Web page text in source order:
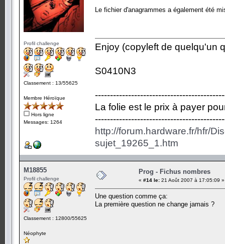
Profil challenge
Classement : 13/55625
Membre Héroïque
Hors ligne
Messages: 1264
Le fichier d'anagrammes a également été
Enjoy (copyleft de quelqu'un
S0410N3
La folie est le prix à payer
http://forum.hardware.fr/hfr/
sujet_19265_1.htm
M18855
Profil challenge
Classement : 12800/55625
Néophyte
Prog - Fichus nombres
« #14 le: 21 Août 2007 à 17:05:09 »
Une question comme ça:
La première question ne change jamais ?